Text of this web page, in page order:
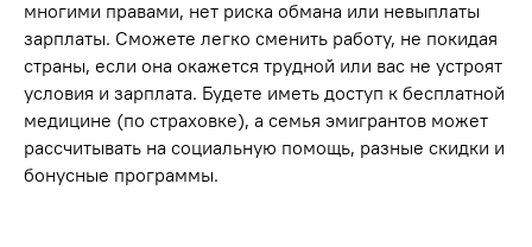
многими правами, нет риска обмана или невыплаты
зарплаты. Сможете легко сменить работу, не покидая
страны, если она окажется трудной или вас не устроят
условия и зарплата. Будете иметь доступ к бесплатной
медицине (по страховке), а семья эмигрантов может
рассчитывать на социальную помощь, разные скидки и
бонусные программы.